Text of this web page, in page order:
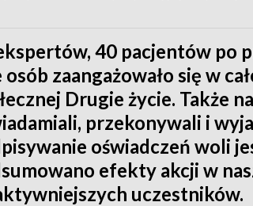
40 pacjentów po
zaangażowało się w
Drugie życie. Także
przekonywali i
oświadczeń woli
efekty akcji w
uczestników.